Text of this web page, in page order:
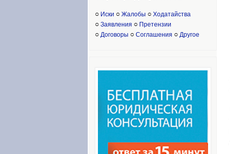
○ Иски ○ Жалобы ○ Ходатайства
○ Заявления ○ Претензии
○ Договоры ○ Соглашения ○ Другое